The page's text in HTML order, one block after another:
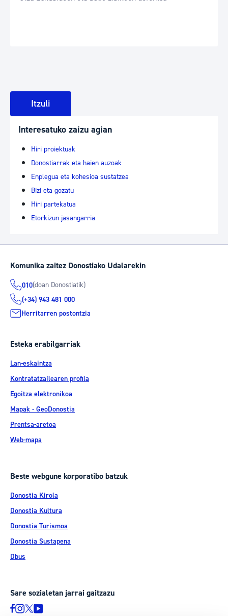
Itzuli
Interesatuko zaizu agian
Hiri proiektuak
Donostiarrak eta haien auzoak
Enplegua eta kohesioa sustatzea
Bizi eta gozatu
Hiri partekatua
Etorkizun jasangarria
Komunika zaitez Donostiako Udalarekin
010(doan Donostiatik)
(+34) 943 481 000
Herritarren postontzia
Esteka erabilgarriak
Lan-eskaintza
Kontratatzailearen profila
Egoitza elektronikoa
Mapak - GeoDonostia
Prentsa-aretoa
Web-mapa
Beste webgune korporatibo batzuk
Donostia Kirola
Donostia Kultura
Donostia Turismoa
Donostia Sustapena
Dbus
Sare sozialetan jarrai gaitzazu